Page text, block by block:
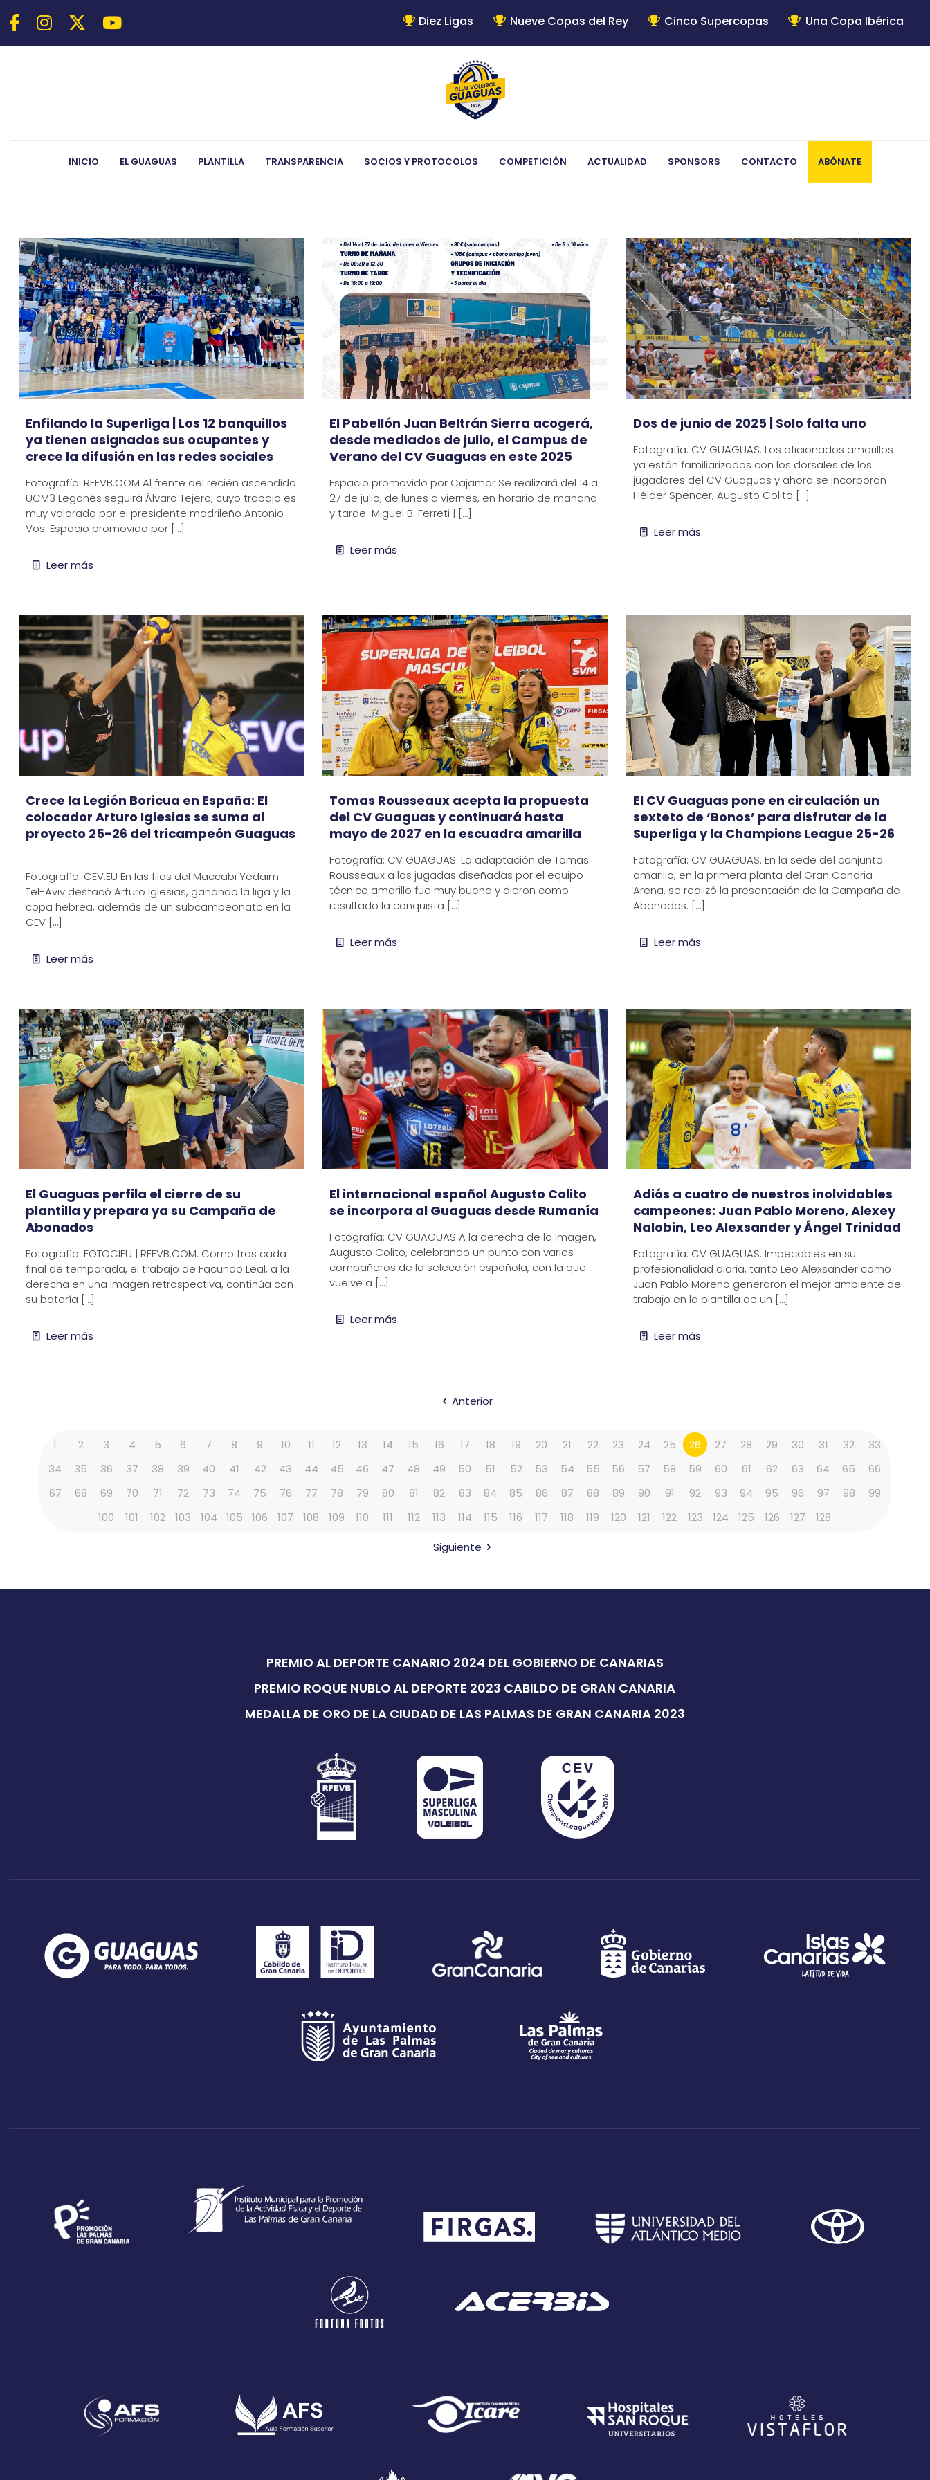
Diez Ligas Nueve Copas del Rey Cinco Supercopas Una Copa Ibérica
INICIO EL GUAGUAS PLANTILLA TRANSPARENCIA SOCIOS Y PROTOCOLOS COMPETICIÓN ACTUALIDAD SPONSORS CONTACTO ABÓNATE
Enfilando la Superliga | Los 12 banquillos
ya tienen asignados sus ocupantes y
crece la difusión en las redes sociales
Fotografía: RFEVB.COM Al frente del recién ascendido
UCM3 Leganés seguirá Álvaro Tejero, cuyo trabajo es
muy valorado por el presidente madrileño Antonio
Vos. Espacio promovido por[…]
Leer más
El Pabellón Juan Beltrán Sierra acogerá,
desde mediados de julio, el Campus de
Verano del CV Guaguas en este 2025
Espacio promovido por Cajamar Se realizará del 14 a
27 de julio, de lunes a viernes, en horario de mañana
y tarde Miguel B. Ferreti | […]
Leer más
Dos de junio de 2025 | Solo falta uno
Fotografía: CV GUAGUAS. Los aficionados amarillos
ya están familiarizados con los dorsales de los
jugadores del CV Guaguas y ahora se incorporan
Hélder Spencer, Augusto Colito […]
Leer más
Crece la Legión Boricua en España: El
colocador Arturo Iglesias se suma al
proyecto 25-26 del tricampeón Guaguas
Fotografía: CEV.EU En las filas del Maccabi Yedaim
Tel-Aviv destacó Arturo Iglesias, ganando la liga y la
copa hebrea, además de un subcampeonato en la
CEV[…]
Leer más
Tomas Rousseaux acepta la propuesta
del CV Guaguas y continuará hasta
mayo de 2027 en la escuadra amarilla
Fotografía: CV GUAGUAS. La adaptación de Tomas
Rousseaux a las jugadas diseñadas por el equipo
técnico amarillo fue muy buena y dieron como
resultado la conquista […]
Leer más
El CV Guaguas pone en circulación un
sexteto de ‘Bonos’ para disfrutar de la
Superliga y la Champions League 25-26
Fotografía: CV GUAGUAS. En la sede del conjunto
amarillo, en la primera planta del Gran Canaria
Arena, se realizó la presentación de la Campaña de
Abonados. […]
Leer más
El Guaguas perfila el cierre de su
plantilla y prepara ya su Campaña de
Abonados
Fotografía: FOTOCIFU | RFEVB.COM. Como tras cada
final de temporada, el trabajo de Facundo Leal, a la
derecha en una imagen retrospectiva, continúa con
su batería […]
Leer más
El internacional español Augusto Colito
se incorpora al Guaguas desde Rumanía
Fotografía: CV GUAGUAS A la derecha de la imagen,
Augusto Colito, celebrando un punto con varios
compañeros de la selección española, con la que
vuelve a […]
Leer más
Adiós a cuatro de nuestros inolvidables
campeones: Juan Pablo Moreno, Alexey
Nalobin, Leo Alexsander y Ángel Trinidad
Fotografía: CV GUAGUAS. Impecables en su
profesionalidad diaria, tanto Leo Alexsander como
Juan Pablo Moreno generaron el mejor ambiente de
trabajo en la plantilla de un […]
Leer más
Anterior
1 2 3 4 5 6 7 8 9 10 11 12 13 14 15 16 17 18 19 20 21 22 23 24 25 26 27 28 29 30 31 32
33
34
35 36 37 38 39 40 41 42 43 44 45 46 47 48 49 50 51 52 53 54 55 56 57 58 59 60 61 62 63 64 65
66
67
68 69 70 71 72 73 74 75 76 77 78 79 80 81 82 83 84 85 86 87 88 89 90 91 92 93 94 95 96 97 98
99
100
101 102 103 104 105 106 107 108 109 110 111 112 113 114 115 116 117 118 119 120 121 122 123 124 125 126 127 128
Siguiente
PREMIO AL DEPORTE CANARIO 2024 DEL GOBIERNO DE CANARIAS
PREMIO ROQUE NUBLO AL DEPORTE 2023 CABILDO DE GRAN CANARIA
MEDALLA DE ORO DE LA CIUDAD DE LAS PALMAS DE GRAN CANARIA 2023